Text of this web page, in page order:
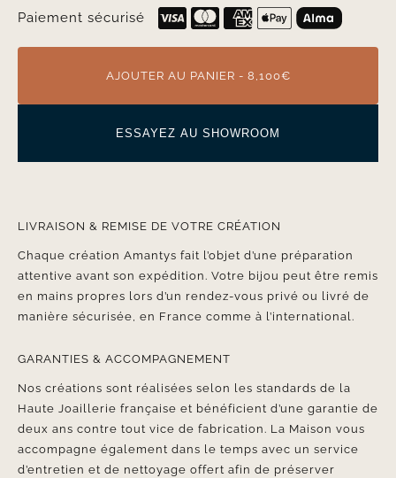
Paiement sécurisé
AJOUTER AU PANIER - 8,100€
ESSAYEZ AU SHOWROOM
LIVRAISON & REMISE DE VOTRE CRÉATION
Chaque création Amantys fait l’objet d’une préparation
attentive avant son expédition. Votre bijou peut être remis
en mains propres lors d’un rendez-vous privé ou livré de
manière sécurisée, en France comme à l’international.
GARANTIES & ACCOMPAGNEMENT
Nos créations sont réalisées selon les standards de la
Haute Joaillerie française et bénéficient d’une garantie de
deux ans contre tout vice de fabrication. La Maison vous
accompagne également dans le temps avec un service
d’entretien et de nettoyage offert afin de préserver